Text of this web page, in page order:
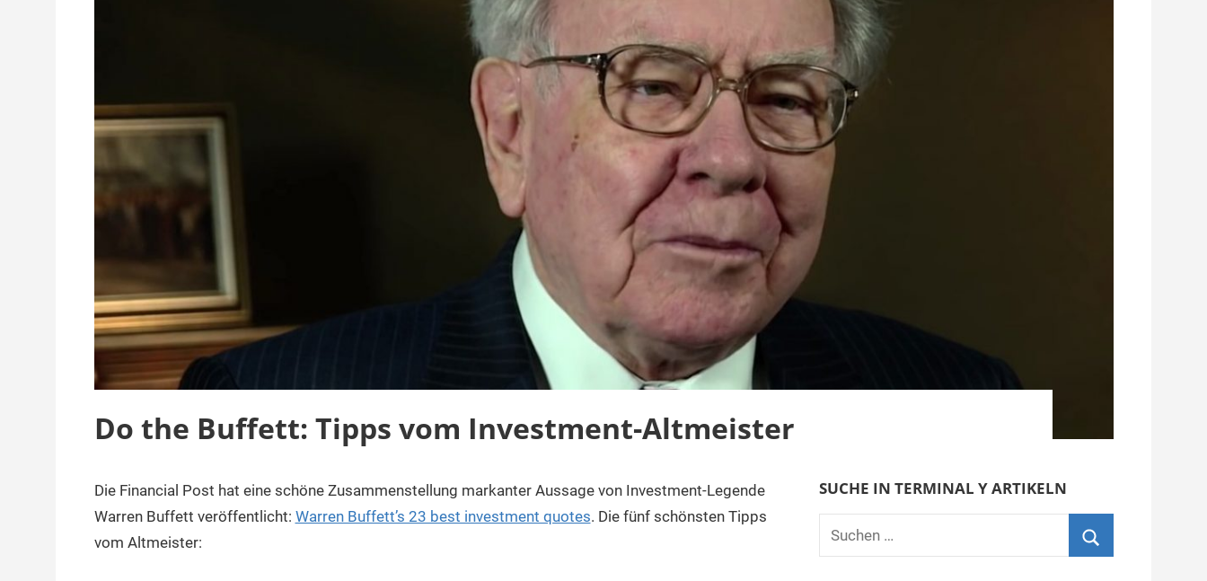
Do the Buffett: Tipps vom Investment-Altmeister
30.
Juli
2019
terminal-
y
Sapere
aude
Die Financial Post hat eine schöne Zusammenstellung markanter Aussage von Investment-Legende
Warren Buffett veröffentlicht: Warren Buffett’s 23 best investment quotes. Die fünf schönsten Tipps
vom Altmeister:
SUCHE IN TERMINAL Y ARTIKELN
Suchen
nach: